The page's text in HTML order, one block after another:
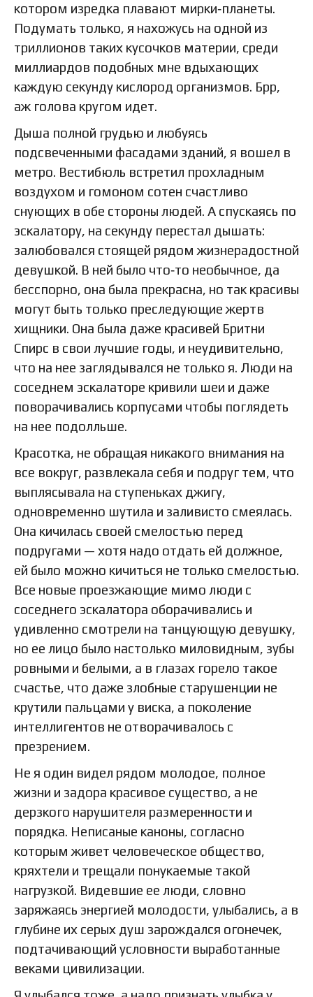
котором изредка плавают мирки‑планеты.
Подумать только, я нахожусь на одной из
триллионов таких кусочков материи, среди
миллиардов подобных мне вдыхающих
каждую секунду кислород организмов. Брр,
аж голова кругом идет.
Дыша полной грудью и любуясь
подсвеченными фасадами зданий, я вошел в
метро. Вестибюль встретил прохладным
воздухом и гомоном сотен счастливо
снующих в обе стороны людей. А спускаясь по
эскалатору, на секунду перестал дышать:
залюбовался стоящей рядом жизнерадостной
девушкой. В ней было что‑то необычное, да
бесспорно, она была прекрасна, но так красивы
могут быть только преследующие жертв
хищники. Она была даже красивей Бритни
Спирс в свои лучшие годы, и неудивительно,
что на нее заглядывался не только я. Люди на
соседнем эскалаторе кривили шеи и даже
поворачивались корпусами чтобы поглядеть
на нее подолльше.
Красотка, не обращая никакого внимания на
все вокруг, развлекала себя и подруг тем, что
выплясывала на ступеньках джигу,
одновременно шутила и заливисто смеялась.
Она кичилась своей смелостью перед
подругами — хотя надо отдать ей должное,
ей было можно кичиться не только смелостью.
Все новые проезжающие мимо люди с
соседнего эскалатора оборачивались и
удивленно смотрели на танцующую девушку,
но ее лицо было настолько миловидным, зубы
ровными и белыми, а в глазах горело такое
счастье, что даже злобные старушенции не
крутили пальцами у виска, а поколение
интеллигентов не отворачивалось с
презрением.
Не я один видел рядом молодое, полное
жизни и задора красивое существо, а не
дерзкого нарушителя размеренности и
порядка. Неписаные каноны, согласно
которым живет человеческое общество,
кряхтели и трещали понукаемые такой
нагрузкой. Видевшие ее люди, словно
заряжаясь энергией молодости, улыбались, а в
глубине их серых душ зарождался огонечек,
подтачивающий условности выработанные
веками цивилизации.